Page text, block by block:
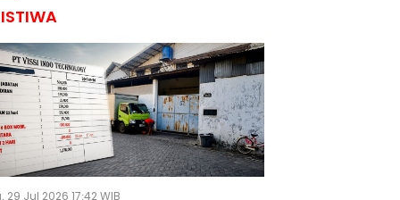
29 Jul 2026 17:42 WIB